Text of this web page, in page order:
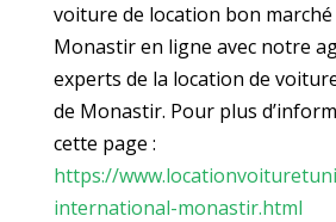
voiture de location bon marché
Monastir en ligne avec notre
experts de la location de
de Monastir. Pour plus
cette page :
https://
international-monastir.html